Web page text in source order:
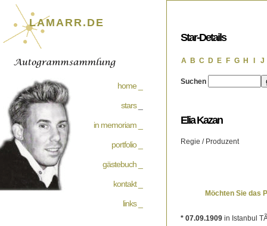
LAMARR.DE
home _
stars_
in memoriam _
portfolio _
gästebuch _
kontakt _
links _
Star-Details
A B C D E F G H J
Suchen
Elia Kazan
Regie / Produzent
Möchten Sie das
* 07.09.1909 in Istanbul